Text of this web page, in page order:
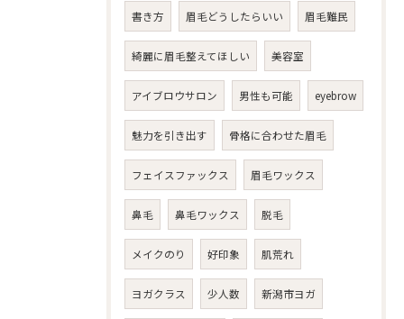
書き方 眉毛どうしたらいい 眉毛難民
綺麗に眉毛整えてほしい 美容室
アイブロウサロン 男性も可能 eyebrow
魅力を引き出す 骨格に合わせた眉毛
フェイスファックス 眉毛ワックス
鼻毛 鼻毛ワックス 脱毛
メイクのり 好印象 肌荒れ
ヨガクラス 少人数 新潟市ヨガ